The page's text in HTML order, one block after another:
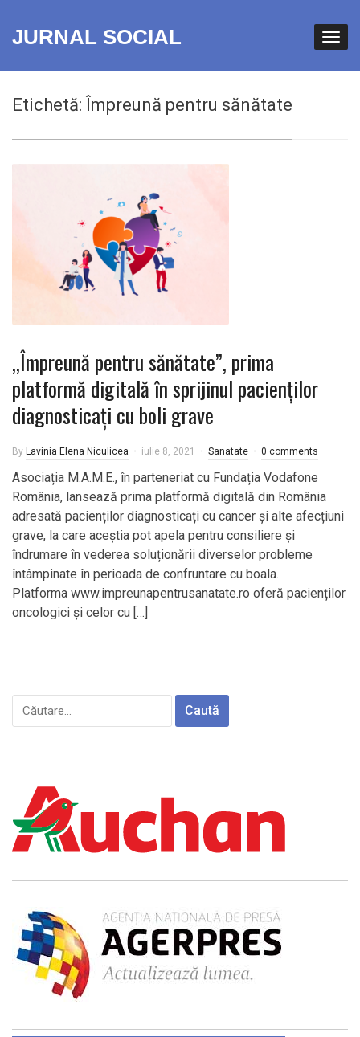
JURNAL SOCIAL
Etichetă: Împreună pentru sănătate
,,Împreună pentru sănătate”, prima
platformă digitală în sprijinul pacienților
diagnosticați cu boli grave
By Lavinia Elena Niculicea iulie 8, 2021 Sanatate 0 comments
Asociația M.A.M.E., în parteneriat cu Fundația Vodafone
România, lansează prima platformă digitală din România
adresată pacienților diagnosticați cu cancer și alte afecțiuni
grave, la care aceștia pot apela pentru consiliere și
îndrumare în vederea soluționării diverselor probleme
întâmpinate în perioada de confruntare cu boala.
Platforma www.impreunapentrusanatate.ro oferă pacienților
oncologici și celor cu […]
Caută
după: